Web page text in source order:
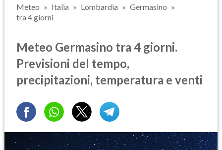
Meteo Italia Lombardia
Germasino
tra 4 giorni
Meteo Germasino tra 4 giorni.
Previsioni del tempo,
precipitazioni, temperatura e venti